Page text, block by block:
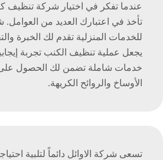
عندما تفكر في اختيار شركة تنظيف
تأخذ في اعتبارك العديد من العوامل.
للخدمات المنزلية تقدم لك الخبرة
يجعل عملية تنظيف الكنب تجربة
خدمات شاملة تضمن لك الحصول
الأوساخ والروائح الكريهة.
تسعى شركة الاوائل دائماً لتلبية